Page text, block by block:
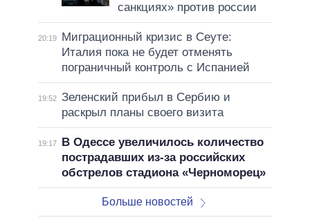
санкциях» против россии
20:19
Миграционный кризис в Сеуте:
Италия пока не будет отменять
пограничный контроль с Испанией
19:52 Зеленский прибыл в Сербию и
раскрыл планы своего визита
19:17
В Одессе увеличилось количество
пострадавших из-за российских
обстрелов стадиона «Черноморец»
Больше новостей